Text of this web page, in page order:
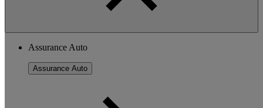
Assurance Auto
Assurance Auto